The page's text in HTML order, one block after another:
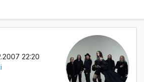
22:20